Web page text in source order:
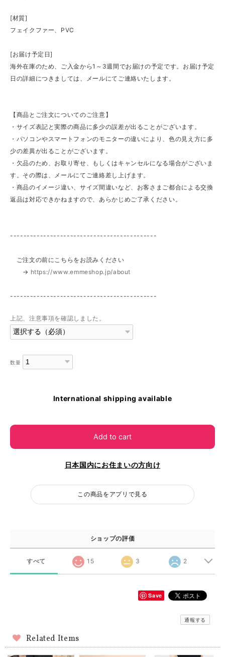
[材質]
フェイクファー、PVC
[お届け予定日]
海外在庫のため、ご入金から1～3週間でお届けの予定です。お届け予定
日の詳細につきましては、メールにてご連絡いたします。
【商品とご注文についてのご注意】
・サイズ表記と実際の商品に多少の誤差が出ることがございます。
・パソコンやスマートフォンのモニターの違いにより、色の見え方に多
少の差異が出ることがございます。
・欠品のため、お取り寄せ、もしくはキャンセルになる場合がございま
す。その際は、メールにてご連絡差し上げます。
・商品のイメージ違い、サイズ間違いなど、お客さまご都合による交換
返品は対応できかねますので、あらかじめご了承ください。
--------------------------------------------
ご注文の前にこちらをお読みください
→ https://www.emmeshop.jp/about
--------------------------------------------
上記、注意事項を確認しました。
数量
International shipping available
Add to cart
日本国内にお住まいの方向け
この商品をアプリで見る
ショップの評価
すべて 15 3 2
Save
通報する
Related Items